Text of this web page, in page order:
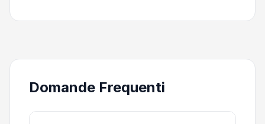
Domande Frequenti